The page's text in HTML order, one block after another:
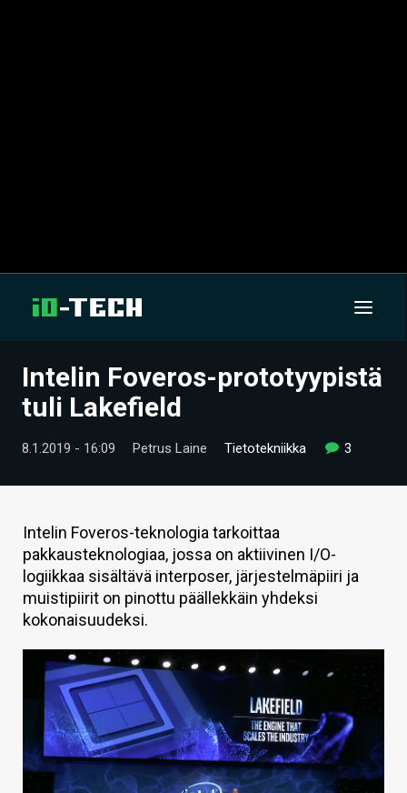
UUTISET
TIETOA
HINTA.FI
KAUPPA
VAIHDA TEEMA
HAKU
Intelin Foveros-prototyypistä
tuli Lakefield
8.1.2019 - 16:09 Petrus Laine Tietotekniikka 3
Intelin Foveros-teknologia tarkoittaa
pakkausteknologiaa, jossa on aktiivinen I/O-
logiikkaa sisältävä interposer, järjestelmäpiiri ja
muistipiirit on pinottu päällekkäin yhdeksi
kokonaisuudeksi.